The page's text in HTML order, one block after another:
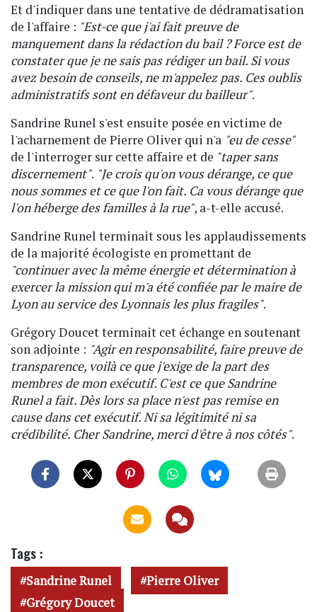
Et d'indiquer dans une tentative de dédramatisation
de l'affaire : "Est-ce que j'ai fait preuve de
manquement dans la rédaction du bail ? Force est de
constater que je ne sais pas rédiger un bail. Si vous
avez besoin de conseils, ne m'appelez pas. Ces oublis
administratifs sont en défaveur du bailleur".
Sandrine Runel s'est ensuite posée en victime de
l'acharnement de Pierre Oliver qui n'a "eu de cesse"
de l'interroger sur cette affaire et de "taper sans
discernement". "Je crois qu'on vous dérange, ce que
nous sommes et ce que l'on fait. Ca vous dérange que
l'on héberge des familles à la rue", a-t-elle accusé.
Sandrine Runel terminait sous les applaudissements
de la majorité écologiste en promettant de
"continuer avec la même énergie et détermination à
exercer la mission qui m'a été confiée par le maire de
Lyon au service des Lyonnais les plus fragiles".
Grégory Doucet terminait cet échange en soutenant
son adjointe : "Agir en responsabilité, faire preuve de
transparence, voilà ce que j'exige de la part des
membres de mon exécutif. C'est ce que Sandrine
Runel a fait. Dès lors sa place n'est pas remise en
cause dans cet exécutif. Ni sa légitimité ni sa
crédibilité. Cher Sandrine, merci d'être à nos côtés".
Tags :
Sandrine Runel
Pierre Oliver
Grégory Doucet